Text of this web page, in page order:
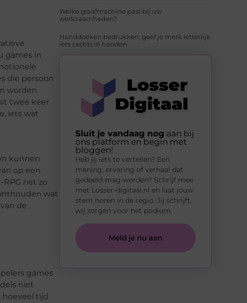
games in
die persoon
worden
twee keer
iets wat
kunnen
op een
net zo
wat
de
games
niet
tijd
Welke graafmachine past bij uw
werkzaamheden?
Handdoeken bedrukken: geef je merk letterlijk
iets zachts in handen
Sluit je vandaag nog aan bij
ons platform en begin met
bloggen!
Heb jij iets te vertellen? Een
mening, ervaring of verhaal dat
gedeeld mag worden? Schrijf mee
met Losser-digitaal.nl en laat jouw
stem horen in de regio. Jij schrijft,
wij zorgen voor het podium.
Meld je nu aan